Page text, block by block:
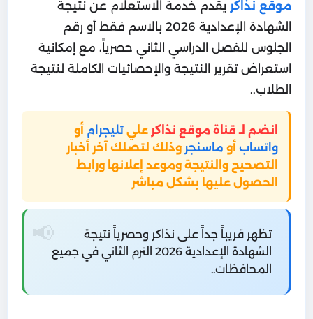
موقع نذاكر يقدم خدمة الاستعلام عن نتيجة
الشهادة الإعدادية 2026 بالاسم فقط أو رقم
الجلوس للفصل الدراسي الثاني حصرياً، مع إمكانية
استعراض تقرير النتيجة والإحصائيات الكاملة لنتيجة
الطلاب..
انضم لـ قناة موقع نذاكر عليتليجرام أو
واتساب أو ماسنجر وذلك لتصلك آخر أخبار
التصحيح والنتيجة وموعد إعلانها ورابط
الحصول عليها بشكل مباشر
تظهر قريباً جداً على نذاكر وحصرياً نتيجة
الشهادة الإعدادية 2026 الترم الثاني في جميع
المحافظات..